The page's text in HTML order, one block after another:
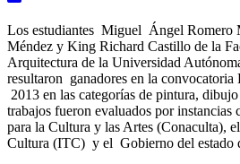
Los estudiantes Miguel Ángel Romero
Méndez y King Richard Castillo de la
Arquitectura de la Universidad
resultaron ganadores en la convocatoria
2013 en las categorías de pintura,
trabajos fueron evaluados por instancias
para la Cultura y las Artes (Conaculta),
Cultura (ITC) y el Gobierno del estado